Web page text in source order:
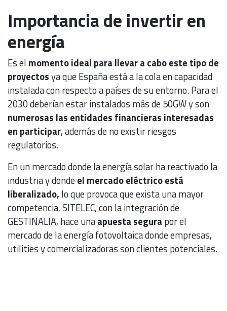
Importancia de invertir en
energía
Es el momento ideal para llevar a cabo este tipo de
proyectosya que España está a la cola en capacidad
instalada con respecto a países de su entorno. Para el
2030 deberían estar instalados más de 50GW y son
numerosas las entidades financieras interesadas
en participar, además de no existir riesgos
regulatorios.
En un mercado donde la energía solar ha reactivado la
industria y dondeel mercado eléctrico está
liberalizado, lo que provoca que exista una mayor
competencia, SITELEC, con la integración de
GESTINALIA, hace unaapuesta segura por el
mercado de la energía fotovoltaica donde empresas,
utilities y comercializadoras son clientes potenciales.